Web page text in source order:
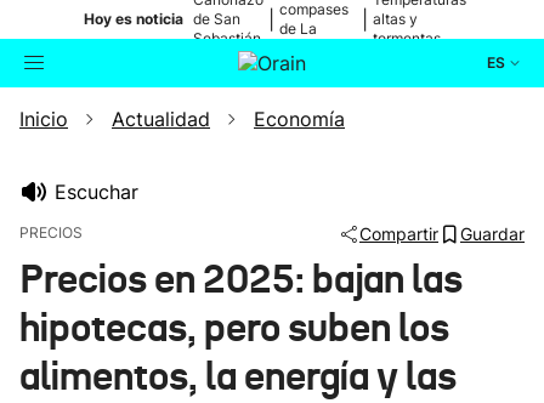
Hoy es noticia de San
Sebastián
compases
de La
altas y
tormentas
ES
Buscador Actualidad
Ikusmiran
Eguraldia
Inicio Actualidad Economía
Escuchar
PRECIOS Compartir Guardar
Precios en 2025: bajan las
hipotecas, pero suben los
alimentos, la energía y las